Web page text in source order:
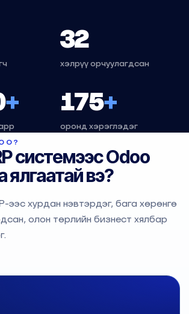
32
хэлрүү орчуулагдсан
+ 175+
оронд хэрэглэдэг
системээс Odoo
ялгаатай вэ?
ээс хурдан нэвтэрдэг, бага хөрөнгө
олон төрлийн бизнест хялбар